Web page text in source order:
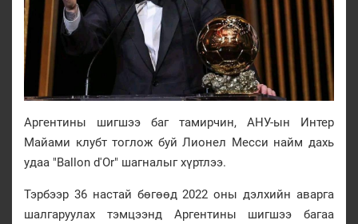
Аргентины шигшээ баг тамирчин, АНУ-ын Интер
Майами клубт тоглож буй Лионел Месси найм дахь
удаа "Ballon d'Or" шагналыг хүртлээ.
Тэрбээр 36 настай бөгөөд 2022 оны дэлхийн аварга
шалгаруулах тэмцээнд Аргентины шигшээ багаа